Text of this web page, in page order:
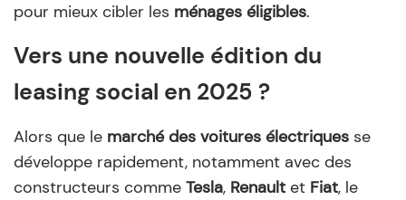
pour mieux cibler les ménages éligibles.
Vers une nouvelle édition du
leasing social en 2025 ?
Alors que le marché des voitures électriques se
développe rapidement, notamment avec des
constructeurs comme Tesla, Renault et Fiat, le